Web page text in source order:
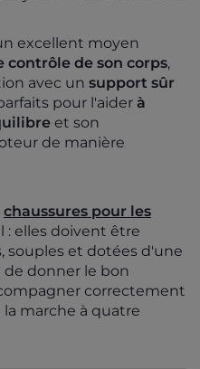
excellent moyen
contrôle de son corps,
avec un support sûr
pour l'aider à
et son
de manière
chaussures pour les
: elles doivent être
souples et dotées d'une
donner le bon
correctement
marche à quatre